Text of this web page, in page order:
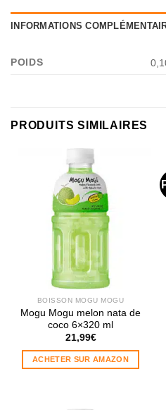
INFORMATIONS
POIDS
PRODUITS SIMILAIRES
BOISSON MOGU MOGU
Mogu Mogu melon nata de
coco 6×320 ml
21,99€
ACHETER SUR AMAZON